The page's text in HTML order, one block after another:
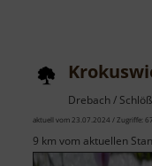
Drebach /
aktuell vom 23.07.2024 / Zugriffe:
9 km vom aktuellen